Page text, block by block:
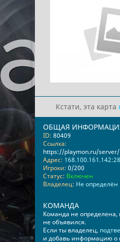
Кстати, эта карта
ОБЩАЯ
ID: 80409
Ссылка:
https://playmon.ru/
Адрес:
Игроки: 0/200
Статус: Включен
Владелец: Не определён
КОМАНДА
Команда не определена,
не объявился.
Если ты владелец,
и добавь информацию о